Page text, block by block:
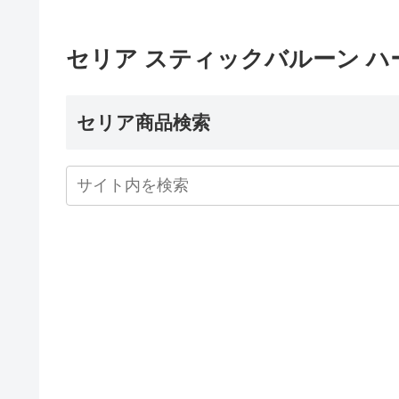
セリア スティックバルーン ハ
セリア商品検索